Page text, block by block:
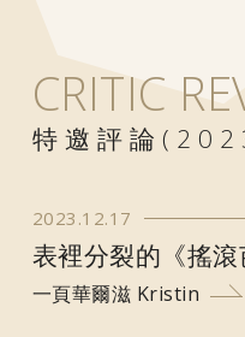
CRITIC
特邀評論
2023.12.17
表裡分裂的《搖
一頁華爾滋 Kristin